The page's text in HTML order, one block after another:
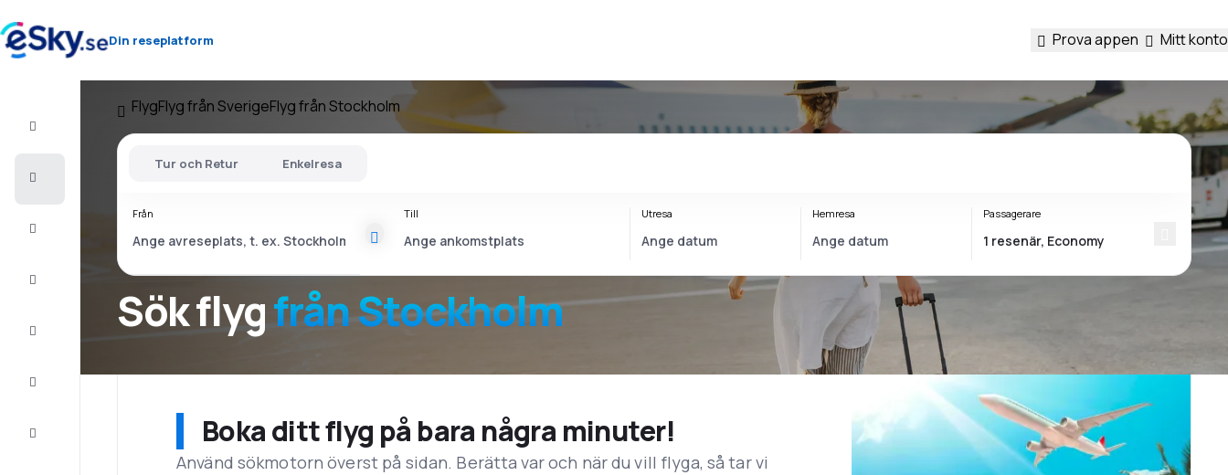
Din reseplatform Prova appen Mitt konto
FlygFlyg från SverigeFlyg från Stockholm
Sök flygfrån Stockholm
Tur och Retur Enkelresa
Från Till Utresa Hemresa Passagerare
Boka ditt flyg på bara några minuter!
Använd sökmotorn överst på sidan. Berätta var och när du vill flyga, så tar vi